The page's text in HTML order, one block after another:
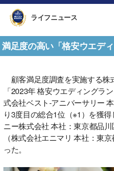
ライフニュース
満足度の高い「格安ウエデ
顧客満足度調査を実施する株
「2023年 格安ウエディングラ
式会社ベスト-アニバーサリー
り3度目の総合1位（※1）を獲
ニー株式会社 本社：東京都品
（株式会社エニマリ 本社：東
った。